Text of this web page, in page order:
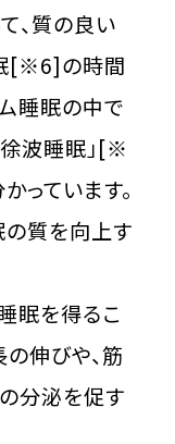
、質の良い
[※6]の時間
睡眠の中で
徐波睡眠」[※
っています。
の質を向上す
眠を得るこ
伸びや、筋
分泌を促す